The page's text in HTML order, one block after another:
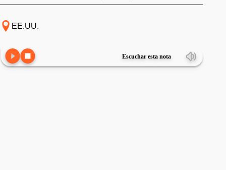
EE.UU.
Escuchar esta nota